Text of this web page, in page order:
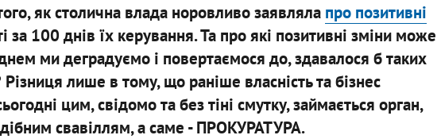
як столична влада норовливо заявляла про позитивні
за 100 днів їх керування. Та про які позитивні зміни може
ми деградуємо і повертаємося до, здавалося б таких
лише в тому, що раніше власність та бізнес
цим, свідомо та без тіні смутку, займається орган,
свавіллям, а саме - ПРОКУРАТУРА.